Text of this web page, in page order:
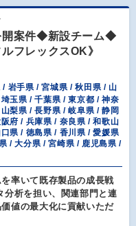
開案件◆新設チーム◆
フレックスOK》
/ 岩手県 / 宮城県 / 秋田県 / 山
玉県 / 千葉県 / 東京都 / 神奈
梨県 / 長野県 / 岐阜県 / 静岡
府 / 兵庫県 / 奈良県 / 和歌山
県 / 徳島県 / 香川県 / 愛媛県
/ 大分県 / 宮崎県 / 鹿児島県 /
率いて既存製品の成長戦
分析を担い、関連部門と連
値の最大化に貢献いただ